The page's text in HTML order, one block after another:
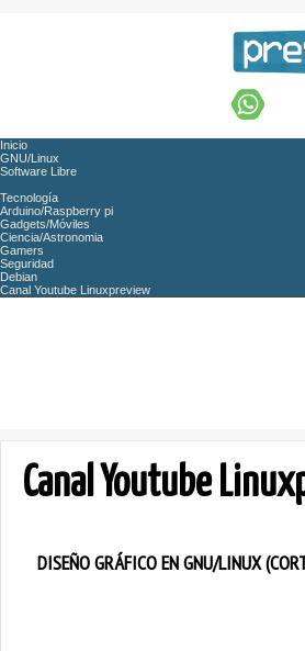
Inicio
GNU/Linux
Software Libre
Tecnología
Arduino/Raspberry pi
Gadgets/Móviles
Ciencia/Astronomia
Gamers
Seguridad
Debian
Canal Youtube Linuxpreview
Canal Youtube
DISEÑO GRÁFICO EN GNU/LINUX